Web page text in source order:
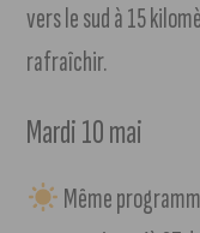
vers le sud à 15
rafraîchir.
Mardi 10 mai
Même